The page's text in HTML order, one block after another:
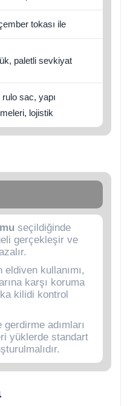
tokası ile
paletli sevkiyat
sac, yapı
lojistik
seçildiğinde
gerçekleşir ve
eldiven kullanımı,
karşı koruma
kilidi kontrol
adımları
yüklerde standart